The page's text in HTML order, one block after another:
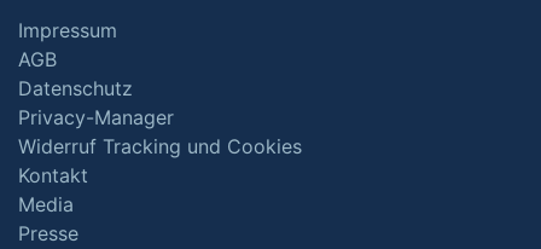
Impressum
AGB
Datenschutz
Privacy-Manager
Widerruf Tracking und Cookies
Kontakt
Media
Presse